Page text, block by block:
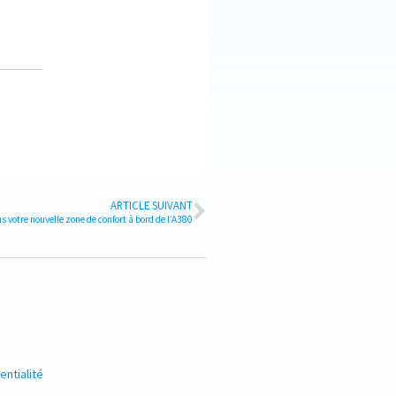
ARTICLE SUIVANT
nouvelle zone de confort à bord de l’A380